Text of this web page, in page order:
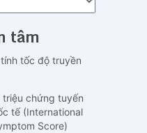
tâm
tốc độ truyền
triệu chứng tuyến
tế (International
Score)